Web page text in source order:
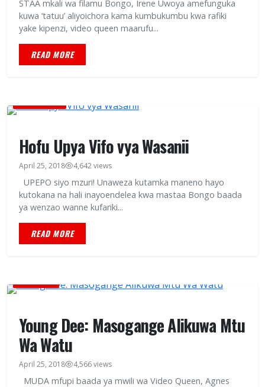
STAA mkali wa filamu Bongo, Irene Uwoya amefunguka
kuwa ‘tatuu’ aliyoichora kama kumbukumbu kwa rafiki
yake kipenzi, video queen maarufu...
READ MORE
Hofu Upya Vifo vya Wasanii
April 25, 2018 4,642 views
UPEPO siyo mzuri! Unaweza kutamka maneno hayo
kutokana na hali inayoendelea kwa mastaa Bongo baada
ya wenzao wanne kufariki...
READ MORE
Young Dee: Masogange Alikuwa Mtu
Wa Watu
April 25, 2018 4,566 views
MUDA mfupi baada ya mwili wa Video Queen, Agnes